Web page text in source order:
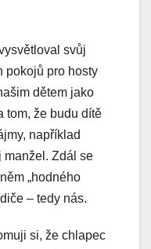
svůj
pokojů pro hosty
dětem jako
tom, že budu dítě
například
manžel. Zdál se
„hodného
– tedy nás.
si, že chlapec